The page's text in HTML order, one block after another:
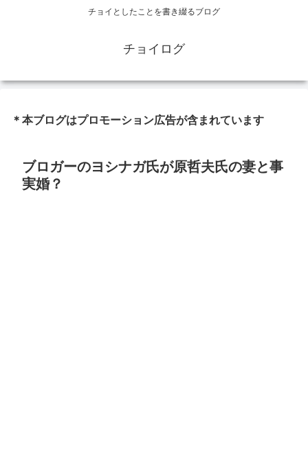
チョイとしたことを書き綴るブログ
チョイログ
＊本ブログはプロモーション広告が含まれています
ブロガーのヨシナガ氏が原哲夫氏の妻と事
実婚？